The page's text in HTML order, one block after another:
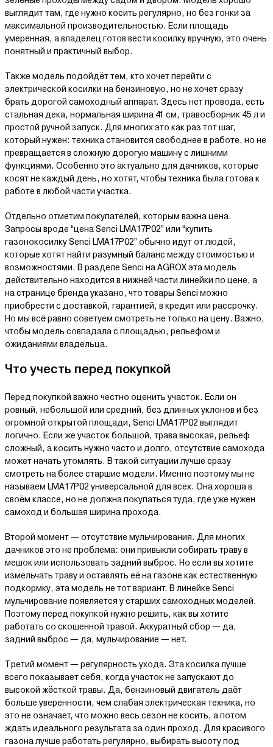
выглядит там, где нужно косить регулярно, но без гонки за
максимальной производительностью. Если площадь
умеренная, а владелец готов вести косилку вручную, это очень
понятный и практичный выбор.
Также модель подойдёт тем, кто хочет перейти с
электрической косилки на бензиновую, но не хочет сразу
брать дорогой самоходный аппарат. Здесь нет провода, есть
стальная дека, нормальная ширина 41 см, травосборник 45 л и
простой ручной запуск. Для многих это как раз тот шаг,
который нужен: техника становится свободнее в работе, но не
превращается в сложную дорогую машину с лишними
функциями. Особенно это актуально для дачников, которые
косят не каждый день, но хотят, чтобы техника была готова к
работе в любой части участка.
Отдельно отметим покупателей, которым важна цена.
Запросы вроде “цена Senci LMA17P02” или “купить
газонокосилку Senci LMA17P02” обычно идут от людей,
которые хотят найти разумный баланс между стоимостью и
возможностями. В разделе Senci на AGROX эта модель
действительно находится в нижней части линейки по цене, а
на странице бренда указано, что товары Senci можно
приобрести с доставкой, гарантией, в кредит или рассрочку.
Но мы всё равно советуем смотреть не только на цену. Важно,
чтобы модель совпадала с площадью, рельефом и
ожиданиями владельца.
Что учесть перед покупкой
Перед покупкой важно честно оценить участок. Если он
ровный, небольшой или средний, без длинных уклонов и без
огромной открытой площади, Senci LMA17P02 выглядит
логично. Если же участок большой, трава высокая, рельеф
сложный, а косить нужно часто и долго, отсутствие самохода
может начать утомлять. В такой ситуации лучше сразу
смотреть на более старшие модели. Именно поэтому мы не
называем LMA17P02 универсальной для всех. Она хороша в
своём классе, но не должна покупаться туда, где уже нужен
самоход и большая ширина прохода.
Второй момент — отсутствие мульчирования. Для многих
дачников это не проблема: они привыкли собирать траву в
мешок или использовать задний выброс. Но если вы хотите
измельчать траву и оставлять её на газоне как естественную
подкормку, эта модель не тот вариант. В линейке Senci
мульчирование появляется у старших самоходных моделей.
Поэтому перед покупкой нужно решить, как вы хотите
работать со скошенной травой. Аккуратный сбор — да,
задний выброс — да, мульчирование — нет.
Третий момент — регулярность ухода. Эта косилка лучше
всего показывает себя, когда участок не запускают до
высокой жёсткой травы. Да, бензиновый двигатель даёт
больше уверенности, чем слабая электрическая техника, но
это не означает, что можно весь сезон не косить, а потом
ждать идеального результата за один проход. Для красивого
газона лучше работать регулярно, выбирать высоту под